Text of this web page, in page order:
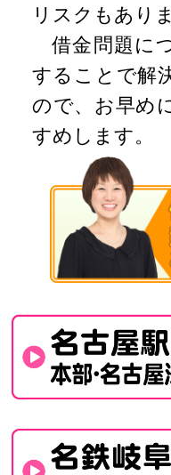
リスクもあり
借金問題に
することで解
ので、お早め
すめします。